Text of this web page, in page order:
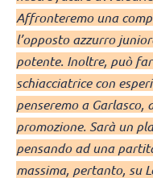
Affronteremo una
l’opposto azzurro
potente. Inoltre, può
schiacciatrice con
penseremo a
promozione. Sarà un
pensando ad una
massima, pertanto, su